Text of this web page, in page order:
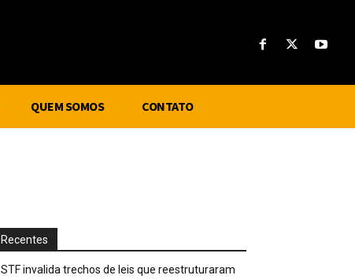
QUEM SOMOS CONTATO
Recentes
STF invalida trechos de leis que reestruturaram